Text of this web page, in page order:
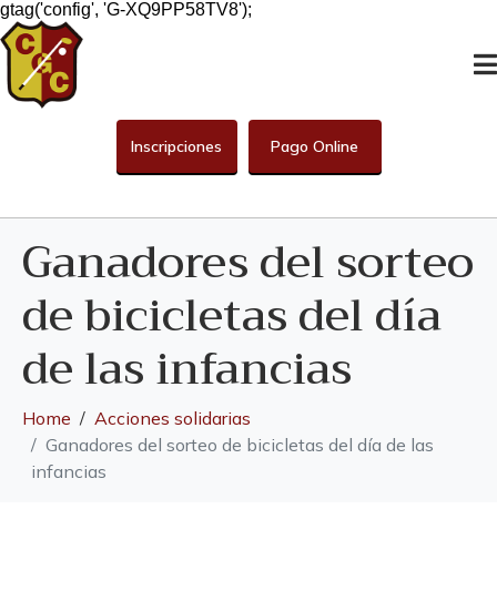
gtag('config', 'G-XQ9PP58TV8');
Inscripciones Pago Online
Ganadores del sorteo
de bicicletas del día
de las infancias
Home
Acciones solidarias
Ganadores del sorteo de bicicletas del día de las
infancias